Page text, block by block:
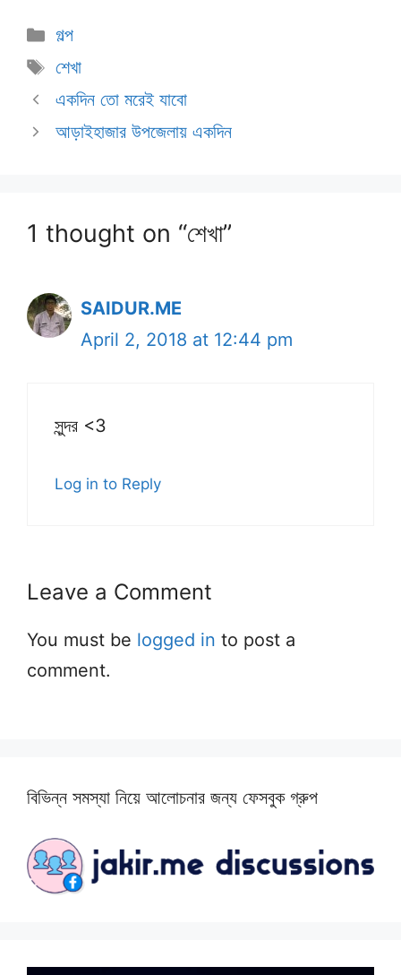
Categories
গল্প
Tags
শেখা
একদিন তো মরেই যাবো
আড়াইহাজার উপজেলায় একদিন
1 thought on “শেখা”
SAIDUR.ME
April 2, 2018 at 12:44 pm
সুন্দর <3
Log in to Reply
Leave a Comment
You must be logged in to post a
comment.
বিভিন্ন সমস্যা নিয়ে আলোচনার জন্য ফেসবুক গ্রুপ